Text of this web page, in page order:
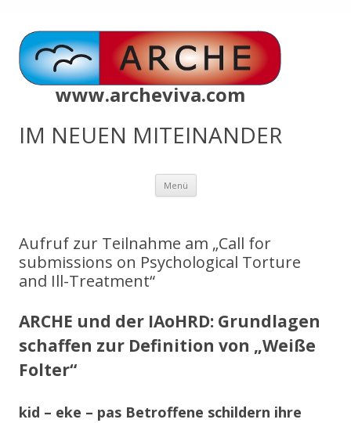
www.archeviva.com
IM NEUEN MITEINANDER
Menü Zum
springen
Aufruf zur Teilnahme am „Call for
submissions on Psychological Torture
and Ill-Treatment“
ARCHE und der IAoHRD: Grundlagen
schaffen zur Definition von „Weiße
Folter“
kid – eke – pas Betroffene schildern ihre